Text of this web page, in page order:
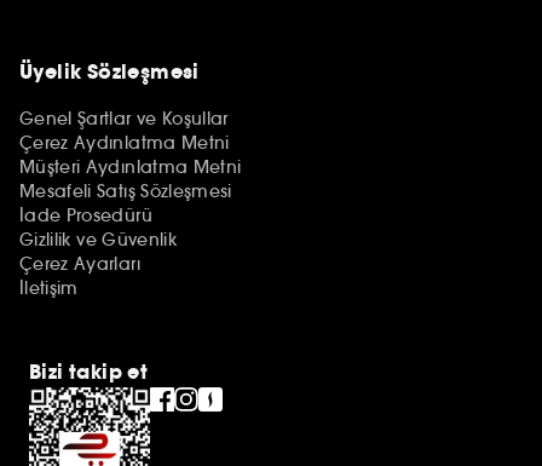
Üyelik Sözleşmesi
Genel Şartlar ve Koşullar
Çerez Aydınlatma Metni
Müşteri Aydınlatma Metni
Mesafeli Satış Sözleşmesi
İade Prosedürü
Gizlilik ve Güvenlik
Çerez Ayarları
İletişim
Bizi takip et